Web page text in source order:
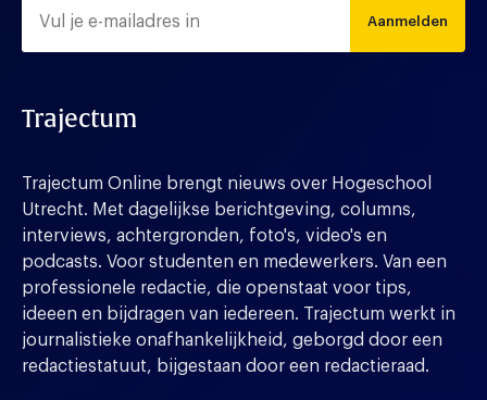
Aanmelden
Trajectum
Trajectum Online brengt nieuws over Hogeschool
Utrecht. Met dagelijkse berichtgeving, columns,
interviews, achtergronden, foto's, video's en
podcasts. Voor studenten en medewerkers. Van een
professionele redactie, die openstaat voor tips,
ideeen en bijdragen van iedereen. Trajectum werkt in
journalistieke onafhankelijkheid, geborgd door een
redactiestatuut, bijgestaan door een redactieraad.